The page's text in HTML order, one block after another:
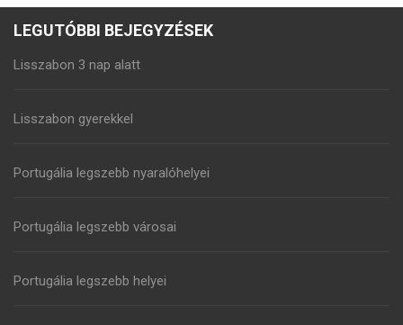
LEGUTÓBBI BEJEGYZÉSEK
Lisszabon 3 nap alatt
Lisszabon gyerekkel
Portugália legszebb nyaralóhelyei
Portugália legszebb városai
Portugália legszebb helyei